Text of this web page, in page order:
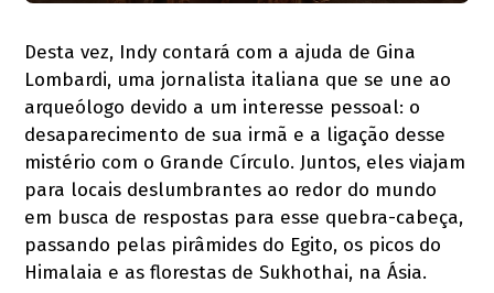
Desta vez, Indy contará com a ajuda de Gina
Lombardi, uma jornalista italiana que se une ao
arqueólogo devido a um interesse pessoal: o
desaparecimento de sua irmã e a ligação desse
mistério com o Grande Círculo. Juntos, eles viajam
para locais deslumbrantes ao redor do mundo
em busca de respostas para esse quebra-cabeça,
passando pelas pirâmides do Egito, os picos do
Himalaia e as florestas de Sukhothai, na Ásia.